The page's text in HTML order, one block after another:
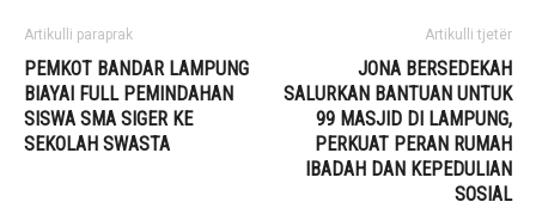
Artikulli paraprak
PEMKOT BANDAR LAMPUNG
BIAYAI FULL PEMINDAHAN
SISWA SMA SIGER KE
SEKOLAH SWASTA
Artikulli tjetër
JONA BERSEDEKAH
SALURKAN BANTUAN UNTUK
99 MASJID DI LAMPUNG,
PERKUAT PERAN RUMAH
IBADAH DAN KEPEDULIAN
SOSIAL